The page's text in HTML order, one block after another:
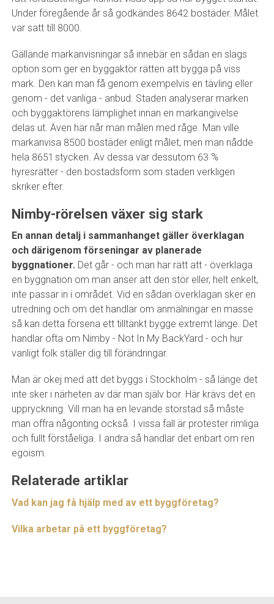
Under föregående år så godkändes 8642 bostäder. Målet
var satt till 8000.
Gällande markanvisningar så innebär en sådan en slags
option som ger en byggaktör rätten att bygga på viss
mark. Den kan man få genom exempelvis en tävling eller
genom - det vanliga - anbud. Staden analyserar marken
och byggaktörens lämplighet innan en markangivelse
delas ut. Även här når man målen med råge. Man ville
markanvisa 8500 bostäder enligt målet, men man nådde
hela 8651 stycken. Av dessa var dessutom 63 %
hyresrätter - den bostadsform som staden verkligen
skriker efter.
Nimby-rörelsen växer sig stark
En annan detalj i sammanhanget gäller överklagan
och därigenom förseningar av planerade
byggnationer. Det går - och man har rätt att - överklaga
en byggnation om man anser att den stör eller, helt enkelt,
inte passar in i området. Vid en sådan överklagan sker en
utredning och om det handlar om anmälningar en masse
så kan detta försena ett tilltänkt bygge extremt länge. Det
handlar ofta om Nimby - Not In My BackYard - och hur
vanligt folk ställer dig till förändringar.
Man är okej med att det byggs i Stockholm - så länge det
inte sker i närheten av där man själv bor. Här krävs det en
uppryckning. Vill man ha en levande storstad så måste
man offra någonting också. I vissa fall är protester rimliga
och fullt förståeliga. I andra så handlar det enbart om ren
egoism.
Relaterade artiklar
Vad kan jag få hjälp med av ett byggföretag?
Vilka arbetar på ett byggföretag?